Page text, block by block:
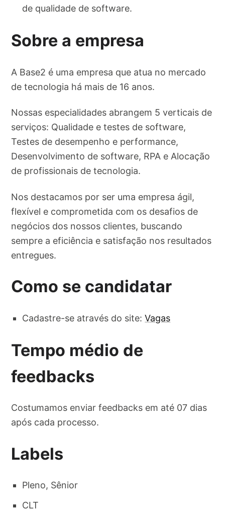
de qualidade de software.
Sobre a empresa
A Base2 é uma empresa que atua no mercado
de tecnologia há mais de 16 anos.
Nossas especialidades abrangem 5 verticais de
serviços: Qualidade e testes de software,
Testes de desempenho e performance,
Desenvolvimento de software, RPA e Alocação
de profissionais de tecnologia.
Nos destacamos por ser uma empresa ágil,
flexível e comprometida com os desafios de
negócios dos nossos clientes, buscando
sempre a eficiência e satisfação nos resultados
entregues.
Como se candidatar
Cadastre-se através do site:Vagas
Tempo médio de
feedbacks
Costumamos enviar feedbacks em até 07 dias
após cada processo.
Labels
Pleno, Sênior
CLT